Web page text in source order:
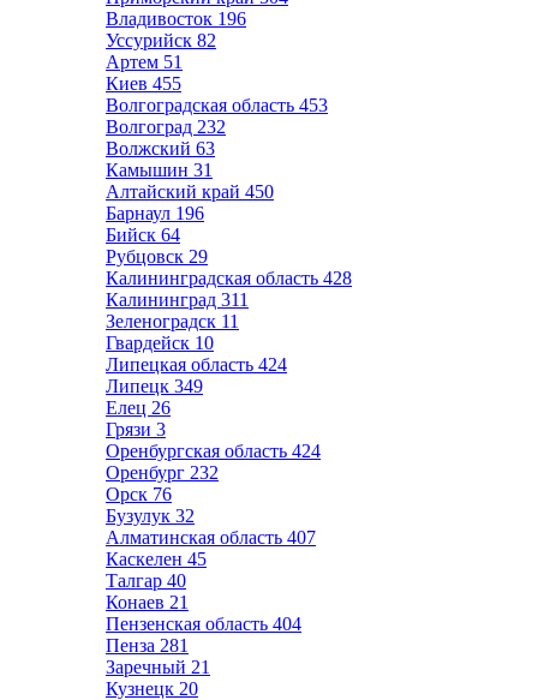
Владивосток 196
Уссурийск 82
Артем 51
Киев 455
Волгоградская область 453
Волгоград 232
Волжский 63
Камышин 31
Алтайский край 450
Барнаул 196
Бийск 64
Рубцовск 29
Калининградская область 428
Калининград 311
Зеленоградск 11
Гвардейск 10
Липецкая область 424
Липецк 349
Елец 26
Грязи 3
Оренбургская область 424
Оренбург 232
Орск 76
Бузулук 32
Алматинская область 407
Каскелен 45
Талгар 40
Конаев 21
Пензенская область 404
Пенза 281
Заречный 21
Кузнецк 20